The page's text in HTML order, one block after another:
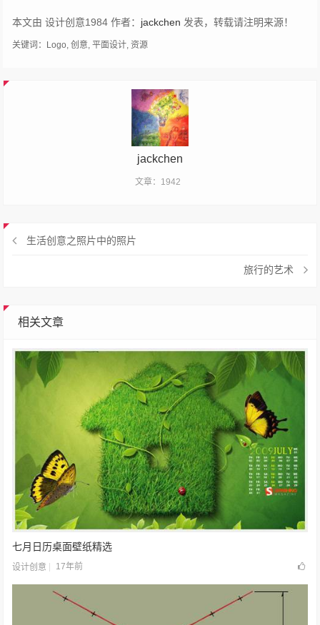
本文由 设计创意1984 作者： jackchen 发表，转载请注明来源！
关键词： Logo,创意,平面设计,资源
jackchen
文章：1942
生活创意之照片中的照片
旅行的艺术
相关文章
七月日历桌面壁纸精选
设计创意 17年前